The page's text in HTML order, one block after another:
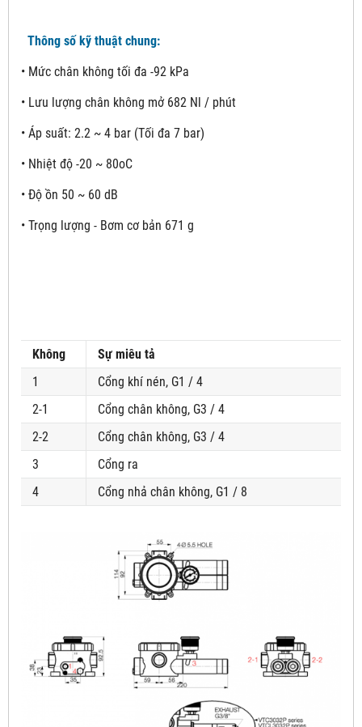
Thông số kỹ thuật chung:
• Mức chân không tối đa -92 kPa
• Lưu lượng chân không mở 682 Nl / phút
• Áp suất: 2.2 ~ 4 bar (Tối đa 7 bar)
• Nhiệt độ -20 ~ 80oC
• Độ ồn 50 ~ 60 dB
• Trọng lượng - Bơm cơ bản 671 g
Không
Sự miêu tả
1
Cổng khí nén, G1 / 4
2-1
Cổng chân không, G3 / 4
2-2
Cổng chân không, G3 / 4
3
Cổng ra
4
Cổng nhả chân không, G1 / 8